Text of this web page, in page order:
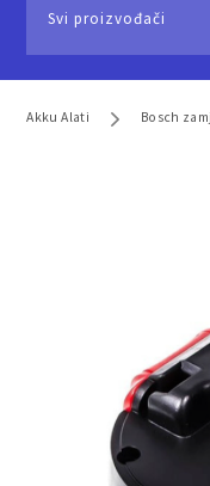
Svi proizvođači
Akku Alati Bosch